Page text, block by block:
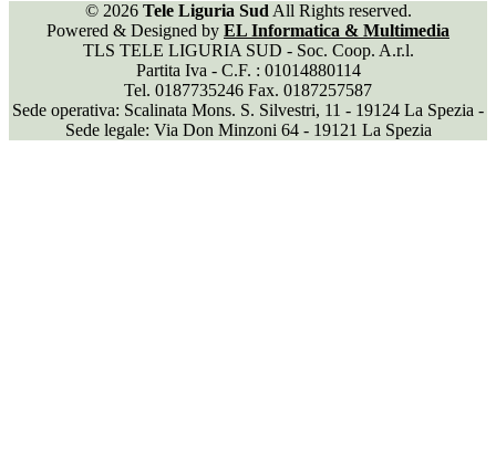
© 2026 Tele Liguria Sud All Rights reserved.
Powered & Designed by EL Informatica & Multimedia
TLS TELE LIGURIA SUD - Soc. Coop. A.r.l.
Partita Iva - C.F. : 01014880114
Tel. 0187735246 Fax. 0187257587
Sede operativa: Scalinata Mons. S. Silvestri, 11 - 19124 La Spezia -
Sede legale: Via Don Minzoni 64 - 19121 La Spezia